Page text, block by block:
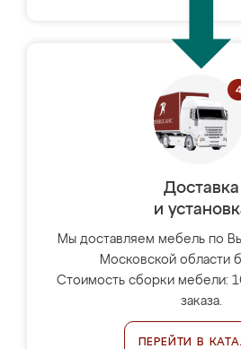
Доставка
и
Мы доставляем мебель по
Московской области
Стоимость сборки мебели:
заказа.
ПЕРЕЙТИ В